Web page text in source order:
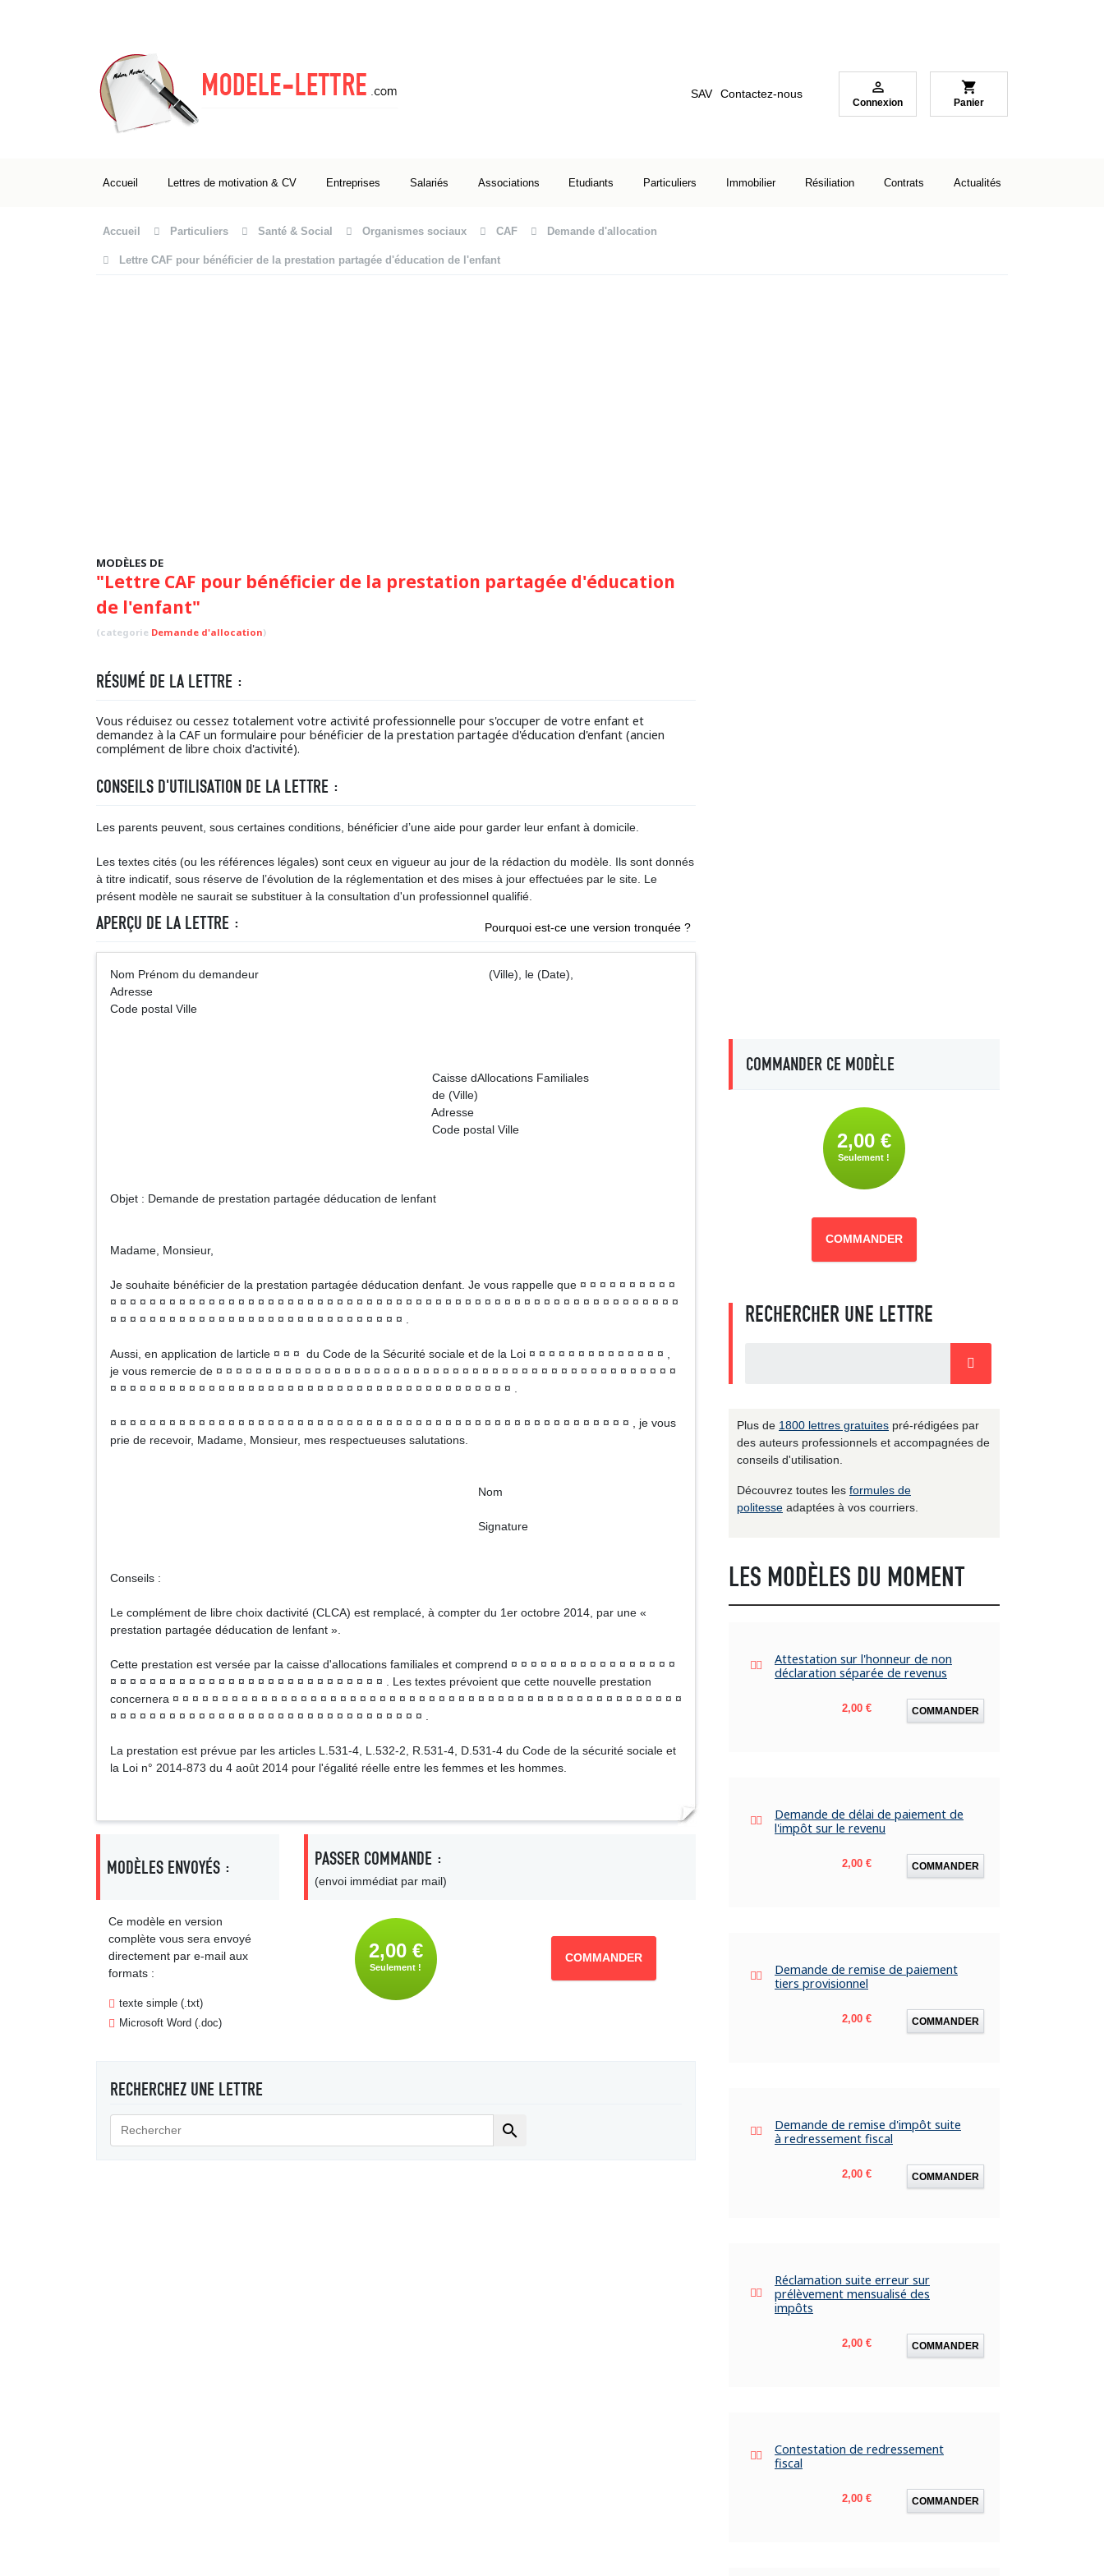
SAV Contactez-nous 
Connexion
shopping_cart
Panier
Accueil Lettres de motivation & CV Entreprises Salariés Associations Etudiants Particuliers Immobilier Résiliation Contrats Actualités
Accueil Particuliers Santé & Social Organismes sociaux CAF Demande d'allocation
Lettre CAF pour bénéficier de la prestation partagée d'éducation de l'enfant
MODÈLES DE
"Lettre CAF pour bénéficier de la prestation partagée d'éducation
de l'enfant"
(categorie Demande d'allocation)
RÉSUMÉ DE LA LETTRE :
Vous réduisez ou cessez totalement votre activité professionnelle pour s'occuper de votre enfant et
demandez à la CAF un formulaire pour bénéficier de la prestation partagée d'éducation d'enfant (ancien
complément de libre choix d'activité).
CONSEILS D'UTILISATION DE LA LETTRE :
Les parents peuvent, sous certaines conditions, bénéficier d’une aide pour garder leur enfant à domicile.
Les textes cités (ou les références légales) sont ceux en vigueur au jour de la rédaction du modèle. Ils sont donnés
à titre indicatif, sous réserve de l’évolution de la réglementation et des mises à jour effectuées par le site. Le
présent modèle ne saurait se substituer à la consultation d'un professionnel qualifié.
APERÇU DE LA LETTRE : Pourquoi est-ce une version tronquée ?
Nom Prénom du demandeur (Ville), le (Date),
Adresse
Code postal Ville
Caisse dAllocations Familiales
de (Ville)
Adresse
Code postal Ville
Objet : Demande de prestation partagée déducation de lenfant
Madame, Monsieur,
Je souhaite bénéficier de la prestation partagée déducation denfant. Je vous rappelle que ¤ ¤ ¤ ¤ ¤ ¤ ¤ ¤ ¤ ¤
¤ ¤ ¤ ¤ ¤ ¤ ¤ ¤ ¤ ¤ ¤ ¤ ¤ ¤ ¤ ¤ ¤ ¤ ¤ ¤ ¤ ¤ ¤ ¤ ¤ ¤ ¤ ¤ ¤ ¤ ¤ ¤ ¤ ¤ ¤ ¤ ¤ ¤ ¤ ¤ ¤ ¤ ¤ ¤ ¤ ¤ ¤ ¤ ¤ ¤ ¤ ¤ ¤ ¤ ¤ ¤ ¤ ¤
¤ ¤ ¤ ¤ ¤ ¤ ¤ ¤ ¤ ¤ ¤ ¤ ¤ ¤ ¤ ¤ ¤ ¤ ¤ ¤ ¤ ¤ ¤ ¤ ¤ ¤ ¤ ¤ ¤ ¤ .
Aussi, en application de larticle ¤ ¤ ¤ du Code de la Sécurité sociale et de la Loi ¤ ¤ ¤ ¤ ¤ ¤ ¤ ¤ ¤ ¤ ¤ ¤ ¤ ¤ ,
je vous remercie de ¤ ¤ ¤ ¤ ¤ ¤ ¤ ¤ ¤ ¤ ¤ ¤ ¤ ¤ ¤ ¤ ¤ ¤ ¤ ¤ ¤ ¤ ¤ ¤ ¤ ¤ ¤ ¤ ¤ ¤ ¤ ¤ ¤ ¤ ¤ ¤ ¤ ¤ ¤ ¤ ¤ ¤ ¤ ¤ ¤ ¤ ¤
¤ ¤ ¤ ¤ ¤ ¤ ¤ ¤ ¤ ¤ ¤ ¤ ¤ ¤ ¤ ¤ ¤ ¤ ¤ ¤ ¤ ¤ ¤ ¤ ¤ ¤ ¤ ¤ ¤ ¤ ¤ ¤ ¤ ¤ ¤ ¤ ¤ ¤ ¤ ¤ ¤ .
¤ ¤ ¤ ¤ ¤ ¤ ¤ ¤ ¤ ¤ ¤ ¤ ¤ ¤ ¤ ¤ ¤ ¤ ¤ ¤ ¤ ¤ ¤ ¤ ¤ ¤ ¤ ¤ ¤ ¤ ¤ ¤ ¤ ¤ ¤ ¤ ¤ ¤ ¤ ¤ ¤ ¤ ¤ ¤ ¤ ¤ ¤ ¤ ¤ ¤ ¤ ¤ ¤ , je vous
prie de recevoir, Madame, Monsieur, mes respectueuses salutations.
Nom
Signature
Conseils :
Le complément de libre choix dactivité (CLCA) est remplacé, à compter du 1er octobre 2014, par une «
prestation partagée déducation de lenfant ».
Cette prestation est versée par la caisse d'allocations familiales et comprend ¤ ¤ ¤ ¤ ¤ ¤ ¤ ¤ ¤ ¤ ¤ ¤ ¤ ¤ ¤ ¤ ¤
¤ ¤ ¤ ¤ ¤ ¤ ¤ ¤ ¤ ¤ ¤ ¤ ¤ ¤ ¤ ¤ ¤ ¤ ¤ ¤ ¤ ¤ ¤ ¤ ¤ ¤ ¤ ¤ . Les textes prévoient que cette nouvelle prestation
concernera ¤ ¤ ¤ ¤ ¤ ¤ ¤ ¤ ¤ ¤ ¤ ¤ ¤ ¤ ¤ ¤ ¤ ¤ ¤ ¤ ¤ ¤ ¤ ¤ ¤ ¤ ¤ ¤ ¤ ¤ ¤ ¤ ¤ ¤ ¤ ¤ ¤ ¤ ¤ ¤ ¤ ¤ ¤ ¤ ¤ ¤ ¤ ¤ ¤ ¤ ¤ ¤
¤ ¤ ¤ ¤ ¤ ¤ ¤ ¤ ¤ ¤ ¤ ¤ ¤ ¤ ¤ ¤ ¤ ¤ ¤ ¤ ¤ ¤ ¤ ¤ ¤ ¤ ¤ ¤ ¤ ¤ ¤ ¤ .
La prestation est prévue par les articles L.531-4, L.532-2, R.531-4, D.531-4 du Code de la sécurité sociale et
la Loi n° 2014-873 du 4 août 2014 pour l'égalité réelle entre les femmes et les hommes.
MODÈLES ENVOYÉS :
Ce modèle en version
complète vous sera envoyé
directement par e-mail aux
formats :
texte simple (.txt)
Microsoft Word (.doc)
PASSER COMMANDE :
(envoi immédiat par mail)
2,00 €
Seulement !
COMMANDER
RECHERCHEZ UNE LETTRE

COMMANDER CE MODÈLE
2,00 €
Seulement !
COMMANDER
RECHERCHER UNE LETTRE
Plus de 1800 lettres gratuites pré-rédigées par
des auteurs professionnels et accompagnées de
conseils d'utilisation.
Découvrez toutes les formules de
politesse adaptées à vos courriers.
LES MODÈLES DU MOMENT
Attestation sur l'honneur de non
déclaration séparée de revenus
Prix
2,00 € COMMANDER
Demande de délai de paiement de
l'impôt sur le revenu
Prix
2,00 € COMMANDER
Demande de remise de paiement
tiers provisionnel
Prix
2,00 € COMMANDER
Demande de remise d'impôt suite
à redressement fiscal
Prix
2,00 € COMMANDER
Réclamation suite erreur sur
prélèvement mensualisé des
impôts
Prix
2,00 € COMMANDER
Contestation de redressement
fiscal
Prix
2,00 € COMMANDER